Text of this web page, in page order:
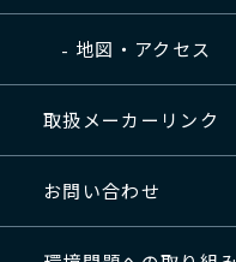
地図・アクセス
取扱メーカーリンク
お問い合わせ